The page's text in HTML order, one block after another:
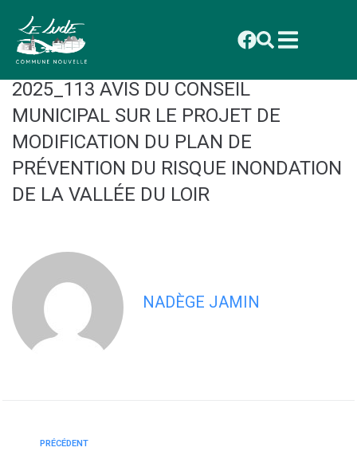
principal
CONSEIL MUNICIPAL DU 1ER
DÉCEMBRE 2025 : DÉLIBÉRATION
2025_113 AVIS DU CONSEIL
MUNICIPAL SUR LE PROJET DE
MODIFICATION DU PLAN DE
PRÉVENTION DU RISQUE INONDATION
DE LA VALLÉE DU LOIR
NADÈGE JAMIN
PRÉCÉDENT